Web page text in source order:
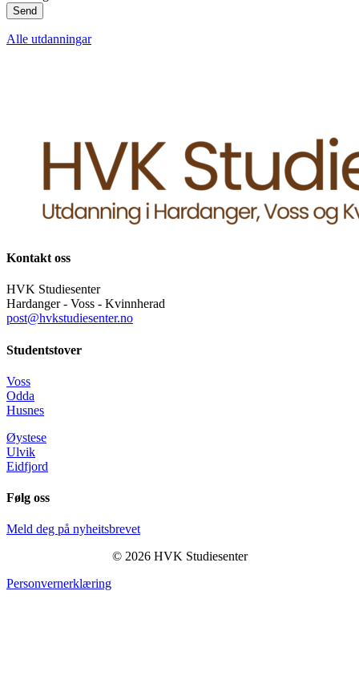
E-
post
Send
Alle utdanningar
Kontakt oss
HVK Studiesenter
Hardanger - Voss - Kvinnherad
post@hvkstudiesenter.no
Studentstover
Voss
Odda
Husnes
Øystese
Ulvik
Eidfjord
Følg oss
Meld deg på nyheitsbrevet
© 2026 HVK Studiesenter
Personvernerklæring